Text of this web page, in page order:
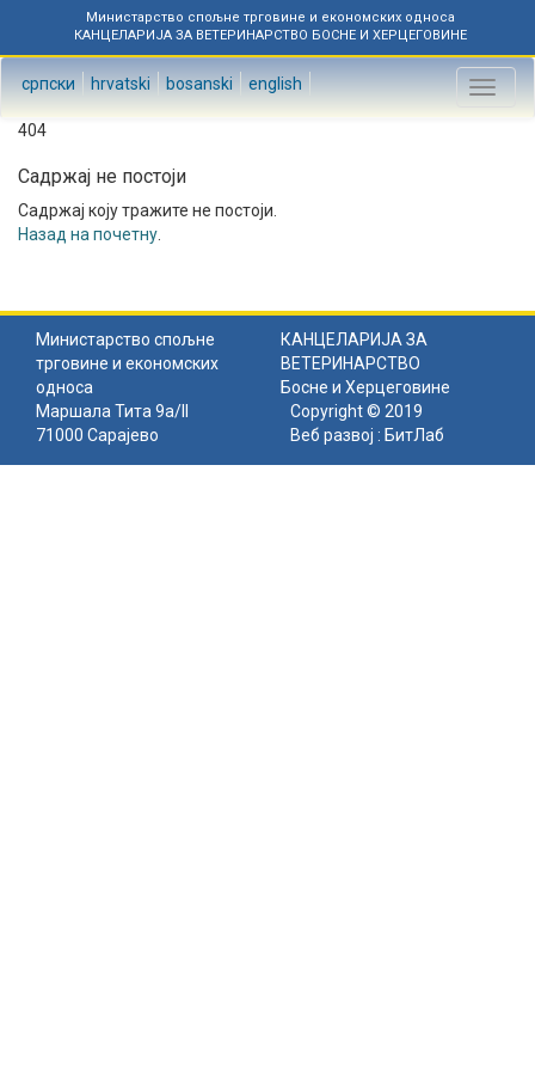
Министарство спољне трговине и економских односа
КАНЦЕЛАРИЈА ЗА ВЕТЕРИНАРСТВО БОСНЕ И ХЕРЦЕГОВИНЕ
српски hrvatski bosanski english
Toggle
404
Садржај не постоји
Садржај коју тражите не постоји.
Назад на почетну
Министарство спољне
трговине и економских
односа
КАНЦЕЛАРИЈА ЗА
ВЕТЕРИНАРСТВО
Босне и Херцеговине
Маршала Тита 9а/II
71000 Сарајево
Copyright © 2019
Веб развој : БитЛаб